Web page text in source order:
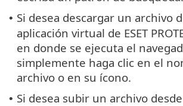
• Si desea descargar un archivo
aplicación virtual de ESET
en donde se ejecuta el
simplemente haga clic en el
archivo o en su ícono.
• Si desea subir un archivo